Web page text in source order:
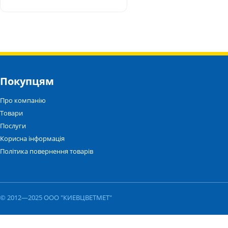
Покупцям
Про компанію
Товари
Послуги
Корисна інформація
Політика повернення товарів
© 2012—2025 ООО "КИЕВЦВЕТМЕТ"